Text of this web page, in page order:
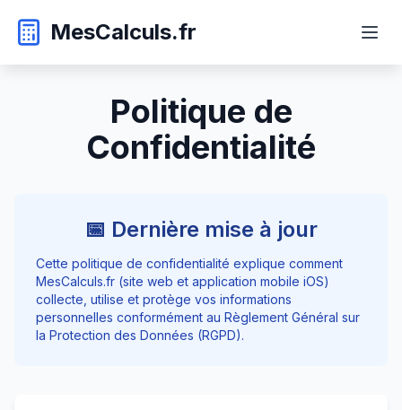
MesCalculs.fr
Politique de
Confidentialité
📅 Dernière mise à jour
Cette politique de confidentialité explique comment
MesCalculs.fr (site web et application mobile iOS)
collecte, utilise et protège vos informations
personnelles conformément au Règlement Général sur
la Protection des Données (RGPD).